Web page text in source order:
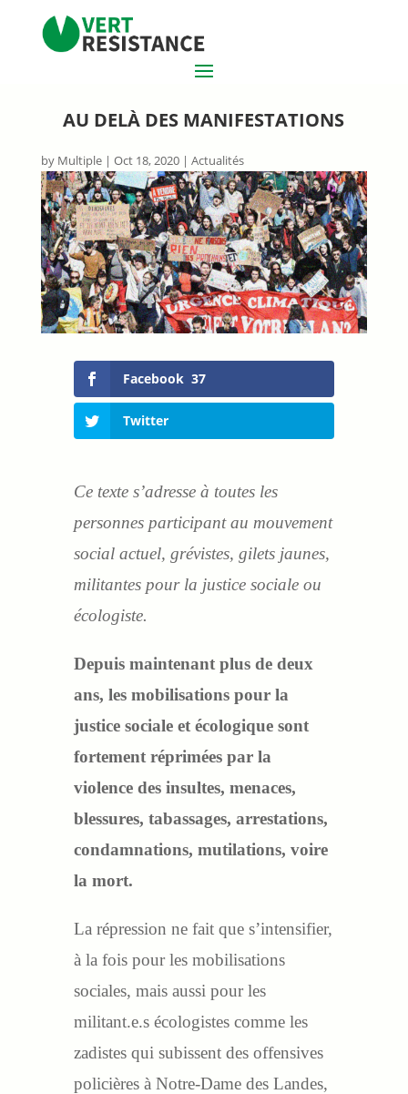
AU DELÀ DES MANIFESTATIONS
by Multiple| Oct 18, 2020| Actualités
Facebook 37
Twitter
Ce texte s’adresse à toutes les
personnes participant au mouvement
social actuel, grévistes, gilets jaunes,
militantes pour la justice sociale ou
écologiste.
Depuis maintenant plus de deux
ans, les mobilisations pour la
justice sociale et écologique sont
fortement réprimées par la
violence des insultes, menaces,
blessures, tabassages, arrestations,
condamnations, mutilations, voire
la mort.
La répression ne fait que s’intensifier,
à la fois pour les mobilisations
sociales, mais aussi pour les
militant.e.s écologistes comme les
zadistes qui subissent des offensives
policières à Notre-Dame des Landes,